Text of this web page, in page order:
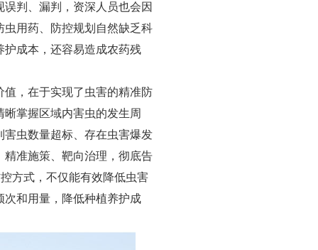
判、漏判，资深人员也会因
用药、防控规划自然缺乏科
成本，还容易造成农药残
，在于实现了虫害的精准防
掌握区域内害虫的发生周
虫数量超标、存在虫害爆发
准施策、靶向治理，彻底告
方式，不仅能有效降低虫害
和用量，降低种植养护成